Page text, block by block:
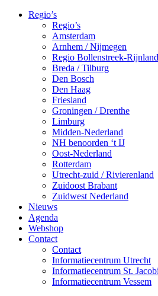
Regio’s
Regio’s
Amsterdam
Arnhem / Nijmegen
Regio Bollenstreek-Rijnland
Breda / Tilburg
Den Bosch
Den Haag
Friesland
Groningen / Drenthe
Limburg
Midden-Nederland
NH benoorden ‘t IJ
Oost-Nederland
Rotterdam
Utrecht-zuid / Rivierenland
Zuidoost Brabant
Zuidwest Nederland
Nieuws
Agenda
Webshop
Contact
Contact
Informatiecentrum Utrecht
Informatiecentrum St.
Informatiecentrum Vessem